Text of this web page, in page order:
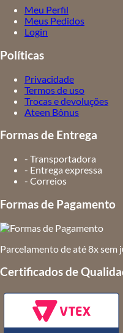
Meu Perfil
Meus Pedidos
Login
Políticas
Privacidade
Termos de uso
Trocas e devoluções
Ateen Bônus
Formas de Entrega
- Transportadora
- Entrega expressa
- Correios
Formas de Pagamento
Parcelamento de até 8x sem
Certificados de